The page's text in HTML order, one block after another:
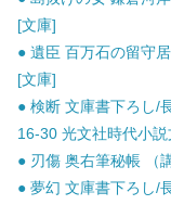
[文庫]
● 遺臣 百万石の留守
[文庫]
● 検断 文庫書下ろし/
16-30 光文社時代小
● 刃傷 奥右筆秘帳 （
● 夢幻 文庫書下ろし/